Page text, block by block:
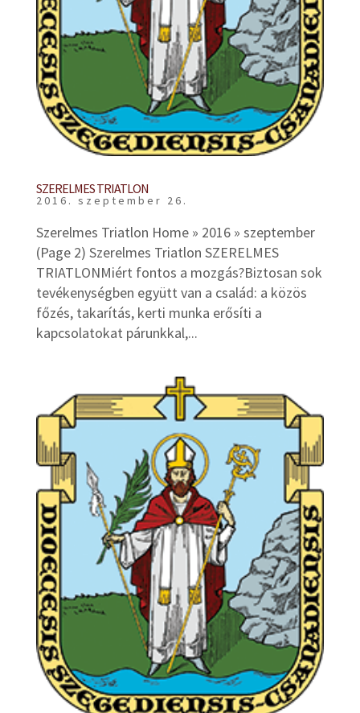
SZERELMES TRIATLON
2016. szeptember 26.
Szerelmes Triatlon Home » 2016 » szeptember
(Page 2) Szerelmes Triatlon SZERELMES
TRIATLONMiért fontos a mozgás?Biztosan sok
tevékenységben együtt van a család: a közös
főzés, takarítás, kerti munka erősíti a
kapcsolatokat párunkkal,...